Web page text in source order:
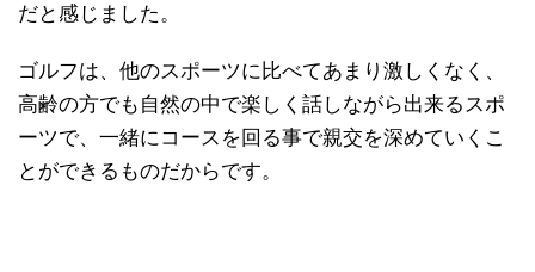
だと感じました。
ゴルフは、他のスポーツに比べてあまり激しくなく、
高齢の方でも自然の中で楽しく話しながら出来るスポ
ーツで、一緒にコースを回る事で親交を深めていくこ
とができるものだからです。